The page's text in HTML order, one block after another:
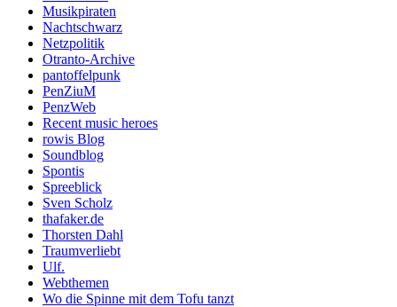
Musikpiraten
Nachtschwarz
Netzpolitik
Otranto-Archive
pantoffelpunk
PenZiuM
PenzWeb
Recent music heroes
rowis Blog
Soundblog
Spontis
Spreeblick
Sven Scholz
thafaker.de
Thorsten Dahl
Traumverliebt
Ulf.
Webthemen
Wo die Spinne mit dem Tofu tanzt